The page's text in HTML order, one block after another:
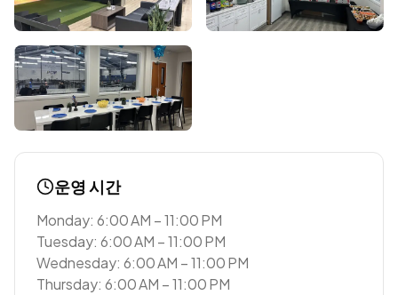
운영 시간
Monday: 6:00 AM – 11:00 PM
Tuesday: 6:00 AM – 11:00 PM
Wednesday: 6:00 AM – 11:00 PM
Thursday: 6:00 AM – 11:00 PM